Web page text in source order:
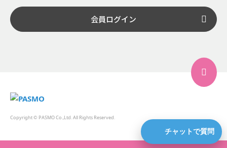
チャットで質問
会員ログイン
Copyright © PASMO Co.,Ltd. All Rights Reserved.